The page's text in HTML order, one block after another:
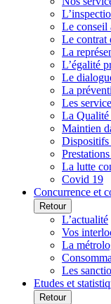
Le conseil
Le contrat
La
L’égalité
Le
La
Les
La
Maintien
Dispositifs
La lutte
Covid 19
Concurrence et
Retour
L’actualité
Vos
La
Les
Etudes et
Retour